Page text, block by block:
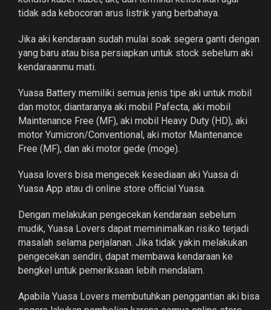
tidak ada kebocoran arus listrik yang berbahaya.
Jika aki kendaraan sudah mulai soak segera ganti dengan
yang baru atau bisa persiapkan untuk stock sebelum aki
kendaraanmu mati.
Yuasa Battery memiliki semua jenis tipe aki untuk mobil
dan motor, diantaranya aki mobil Pafecta, aki mobil
Maintenance Free (MF), aki mobil Heavy Duty (HD), aki
motor Yumicron/Conventional, aki motor Maintenance
Free (MF), dan aki motor gede (moge).
Yuasa lovers bisa mengecek kesediaan aki Yuasa di
Yuasa App atau di online store official Yuasa.
Dengan melakukan pengecekan kendaraan sebelum
mudik, Yuasa Lovers dapat meminimalkan risiko terjadi
masalah selama perjalanan. Jika tidak yakin melakukan
pengecekan sendiri, dapat membawa kendaraan ke
bengkel untuk pemeriksaan lebih mendalam.
Apabila Yuasa Lovers membutuhkan penggantian aki bisa